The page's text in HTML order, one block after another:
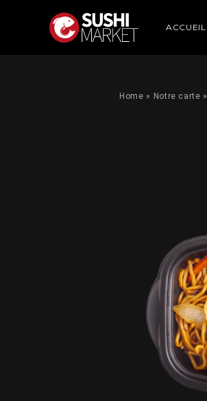
ACCUEIL
Home » Notre carte »